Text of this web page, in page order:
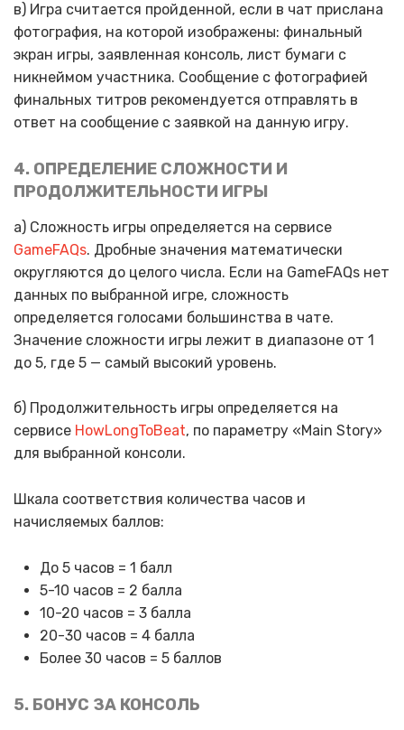
в) Игра считается пройденной, если в чат прислана
фотография, на которой изображены: финальный
экран игры, заявленная консоль, лист бумаги с
никнеймом участника. Сообщение с фотографией
финальных титров рекомендуется отправлять в
ответ на сообщение с заявкой на данную игру.
4. ОПРЕДЕЛЕНИЕ СЛОЖНОСТИ И
ПРОДОЛЖИТЕЛЬНОСТИ ИГРЫ
а) Сложность игры определяется на сервисе
GameFAQs. Дробные значения математически
округляются до целого числа. Если на GameFAQs нет
данных по выбранной игре, сложность
определяется голосами большинства в чате.
Значение сложности игры лежит в диапазоне от 1
до 5, где 5 — самый высокий уровень.
б) Продолжительность игры определяется на
сервисе HowLongToBeat, по параметру «Main Story»
для выбранной консоли.
Шкала соответствия количества часов и
начисляемых баллов:
До 5 часов = 1 балл
5-10 часов = 2 балла
10-20 часов = 3 балла
20-30 часов = 4 балла
Более 30 часов = 5 баллов
5. БОНУС ЗА КОНСОЛЬ